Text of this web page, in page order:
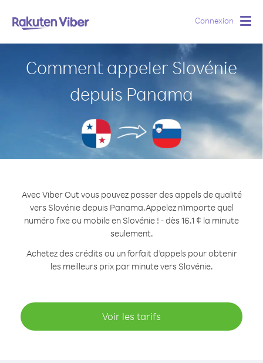
Connexion
Comment appeler Slovénie
depuis Panama
Avec Viber Out vous pouvez passer des appels de qualité
vers Slovénie depuis Panama.Appelez n'importe quel
numéro fixe ou mobile en Slovénie ! - dès 16.1 ¢ la minute
seulement.
Achetez des crédits ou un forfait d’appels pour obtenir
les meilleurs prix par minute vers Slovénie.
Voir les tarifs